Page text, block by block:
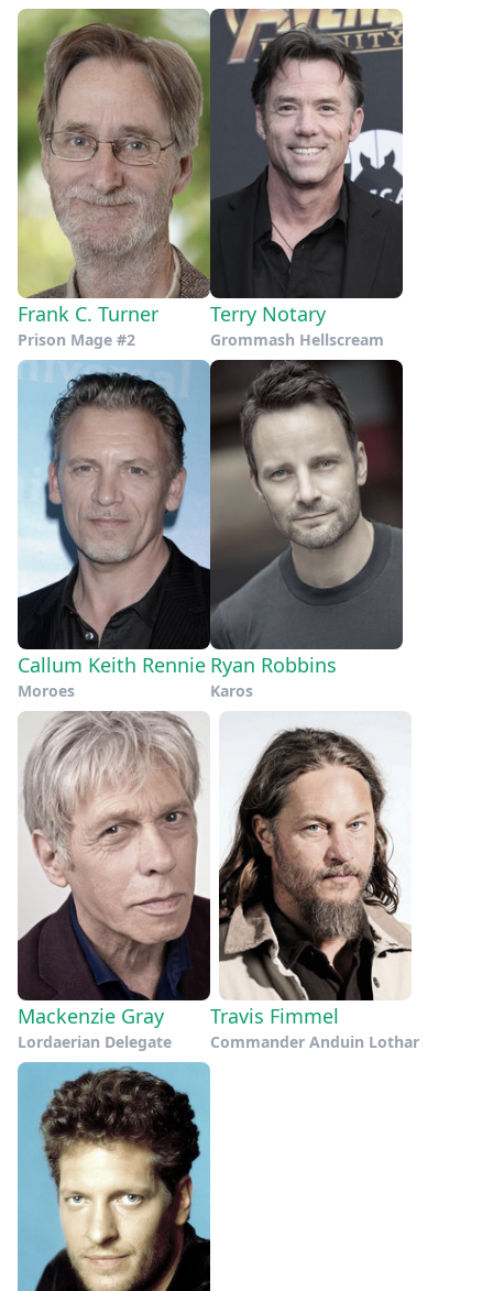
Frank C. Turner
Prison Mage #2
Terry Notary
Grommash Hellscream
Callum Keith Rennie
Moroes
Ryan Robbins
Karos
Mackenzie Gray
Lordaerian Delegate
Travis Fimmel
Commander Anduin Lothar